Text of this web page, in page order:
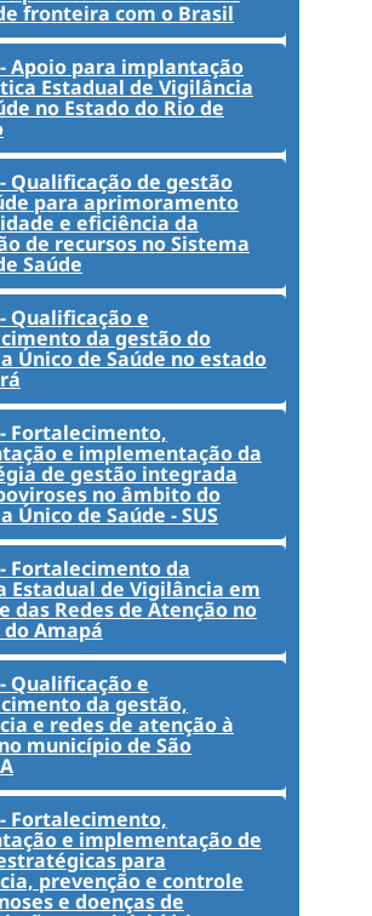
fronteira com o Brasil
- Apoio para implantação
Estadual de Vigilância
no Estado do Rio de
- Qualificação de gestão
para aprimoramento
e eficiência da
de recursos no Sistema
Saúde
- Qualificação e
da gestão do
Único de Saúde no estado
- Fortalecimento,
e implementação da
de gestão integrada
no âmbito do
Único de Saúde - SUS
- Fortalecimento da
Estadual de Vigilância em
das Redes de Atenção no
do Amapá
- Qualificação e
da gestão,
e redes de atenção à
município de São
- Fortalecimento,
e implementação de
para
prevenção e controle
e doenças de